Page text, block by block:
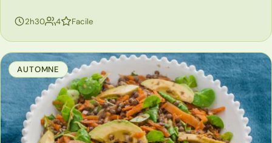
2h30 4personnes
Facile
AUTOMNE